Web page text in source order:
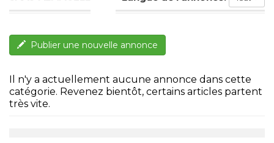
Publier une nouvelle annonce
Il n'y a actuellement aucune annonce dans cette
catégorie. Revenez bientôt, certains articles partent
très vite.